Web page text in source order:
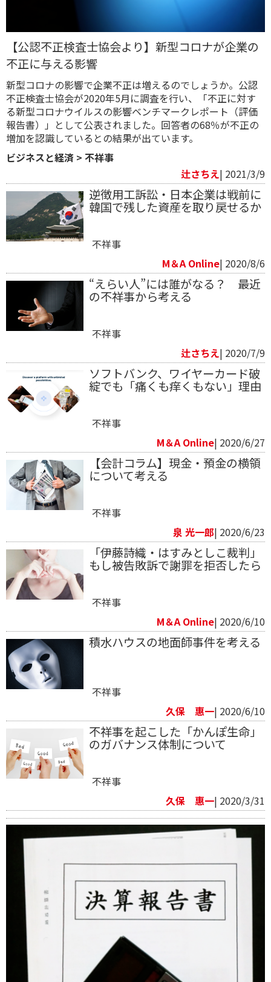
【公認不正検査士協会より】新型コロナが企業の
不正に与える影響
新型コロナの影響で企業不正は増えるのでしょうか。公認
不正検査士協会が2020年5月に調査を行い、「不正に対す
る新型コロナウイルスの影響ベンチマークレポート（評価
報告書）」として公表されました。回答者の68％が不正の
増加を認識しているとの結果が出ています。
ビジネスと経済 > 不祥事
辻さちえ| 2021/3/9
逆徴用工訴訟・日本企業は戦前に
韓国で残した資産を取り戻せるか
不祥事
M＆A Online| 2020/8/6
“えらい人”には誰がなる？ 最近
の不祥事から考える
不祥事
辻さちえ| 2020/7/9
ソフトバンク、ワイヤーカード破
綻でも「痛くも痒くもない」理由
不祥事
M＆A Online| 2020/6/27
【会計コラム】現金・預金の横領
について考える
不祥事
泉 光一郎| 2020/6/23
「伊藤詩織・はすみとしこ裁判」
もし被告敗訴で謝罪を拒否したら
不祥事
M＆A Online| 2020/6/10
積水ハウスの地面師事件を考える
不祥事
久保 惠一| 2020/6/10
不祥事を起こした「かんぽ生命」
のガバナンス体制について
不祥事
久保 惠一| 2020/3/31